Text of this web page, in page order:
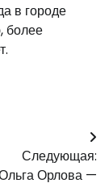
в городе
более
Следующая:
Орлова —